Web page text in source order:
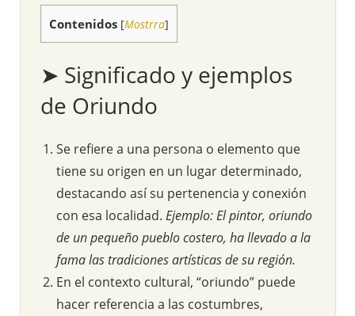
Contenidos [Mostrra]
➤ Significado y ejemplos
de Oriundo
Se refiere a una persona o elemento que
tiene su origen en un lugar determinado,
destacando así su pertenencia y conexión
con esa localidad. Ejemplo: El pintor, oriundo
de un pequeño pueblo costero, ha llevado a la
fama las tradiciones artísticas de su región.
En el contexto cultural, “oriundo” puede
hacer referencia a las costumbres,